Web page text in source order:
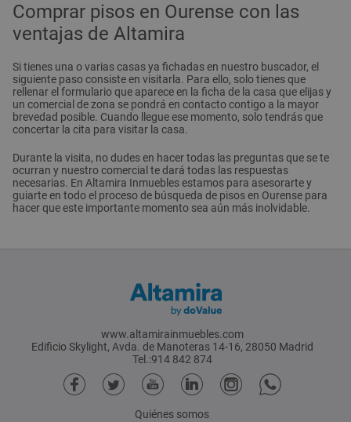
Comprar pisos en Ourense con las
ventajas de Altamira
Si tienes una o varias casas ya fichadas en nuestro buscador, el
siguiente paso consiste en visitarla. Para ello, solo tienes que
rellenar el formulario que aparece en la ficha de la casa que elijas y
un comercial de zona se pondrá en contacto contigo a la mayor
brevedad posible. Cuando llegue ese momento, solo tendrás que
concertar la cita para visitar la casa.
Durante la visita, no dudes en hacer todas las preguntas que se te
ocurran y nuestro comercial te dará todas las respuestas
necesarias. En Altamira Inmuebles estamos para asesorarte y
guiarte en todo el proceso de búsqueda de pisos en Ourense para
hacer que este importante momento sea aún más inolvidable.
www.altamirainmuebles.com
Edificio Skylight, Avda. de Manoteras 14-16, 28050 Madrid
Tel.:914 842 874
Quiénes somos